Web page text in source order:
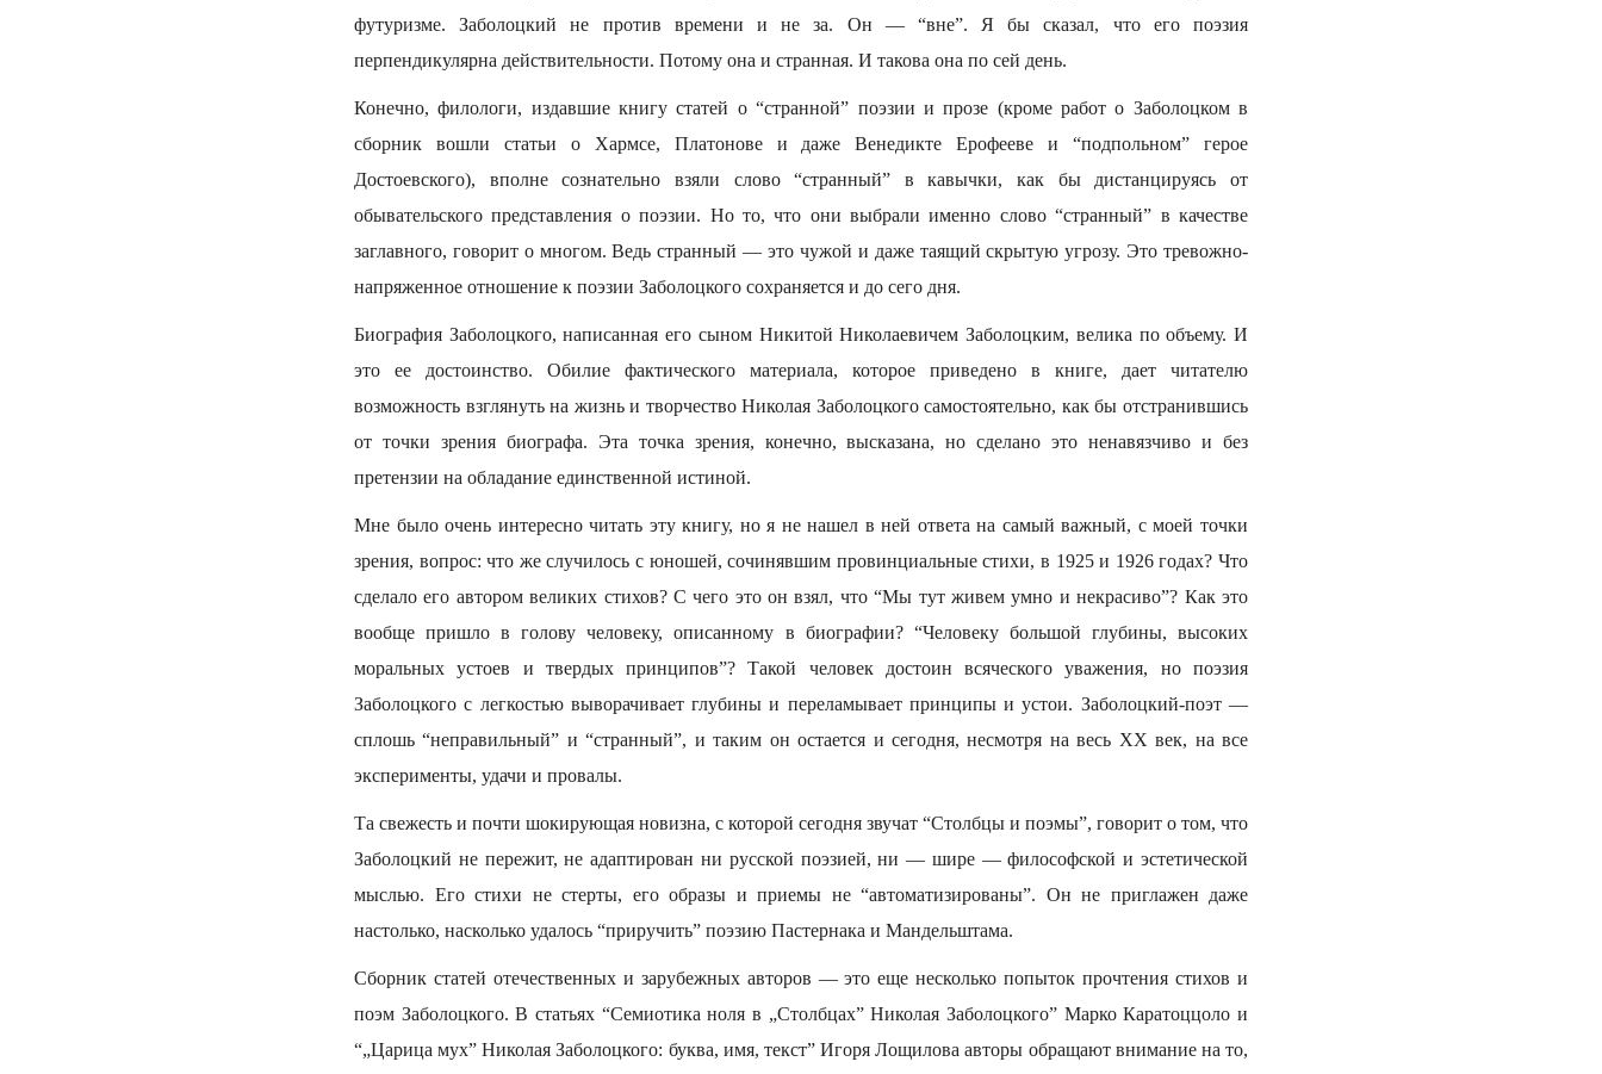
футуризме. Заболоцкий не против времени и не за. Он — “вне”. Я бы сказал, что его поэзия
перпендикулярна действительности. Потому она и странная. И такова она по сей день.
Конечно, филологи, издавшие книгу статей о “странной” поэзии и прозе (кроме работ о Заболоцком в
сборник вошли статьи о Хармсе, Платонове и даже Венедикте Ерофееве и “подпольном” герое
Достоевского), вполне сознательно взяли слово “странный” в кавычки, как бы дистанцируясь от
обывательского представления о поэзии. Но то, что они выбрали именно слово “странный” в качестве
заглавного, говорит о многом. Ведь странный — это чужой и даже таящий скрытую угрозу. Это тревожно-
напряженное отношение к поэзии Заболоцкого сохраняется и до сего дня.
Биография Заболоцкого, написанная его сыном Никитой Николаевичем Заболоцким, велика по объему. И
это ее достоинство. Обилие фактического материала, которое приведено в книге, дает читателю
возможность взглянуть на жизнь и творчество Николая Заболоцкого самостоятельно, как бы отстранившись
от точки зрения биографа. Эта точка зрения, конечно, высказана, но сделано это ненавязчиво и без
претензии на обладание единственной истиной.
Мне было очень интересно читать эту книгу, но я не нашел в ней ответа на самый важный, с моей точки
зрения, вопрос: что же случилось с юношей, сочинявшим провинциальные стихи, в 1925 и 1926 годах? Что
сделало его автором великих стихов? С чего это он взял, что “Мы тут живем умно и некрасиво”? Как это
вообще пришло в голову человеку, описанному в биографии? “Человеку большой глубины, высоких
моральных устоев и твердых принципов”? Такой человек достоин всяческого уважения, но поэзия
Заболоцкого с легкостью выворачивает глубины и переламывает принципы и устои. Заболоцкий-поэт —
сплошь “неправильный” и “странный”, и таким он остается и сегодня, несмотря на весь ХХ век, на все
эксперименты, удачи и провалы.
Та свежесть и почти шокирующая новизна, с которой сегодня звучат “Столбцы и поэмы”, говорит о том, что
Заболоцкий не пережит, не адаптирован ни русской поэзией, ни — шире — философской и эстетической
мыслью. Его стихи не стерты, его образы и приемы не “автоматизированы”. Он не приглажен даже
настолько, насколько удалось “приручить” поэзию Пастернака и Мандельштама.
Сборник статей отечественных и зарубежных авторов — это еще несколько попыток прочтения стихов и
поэм Заболоцкого. В статьях “Семиотика ноля в „Столбцах” Николая Заболоцкого” Марко Каратоццоло и
“„Царица мух” Николая Заболоцкого: буква, имя, текст” Игоря Лощилова авторы обращают внимание на то,